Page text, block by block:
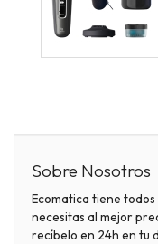
Sobre Nosotros
Ecomatica tiene
necesitas al mejor
recíbelo en 24h en tu